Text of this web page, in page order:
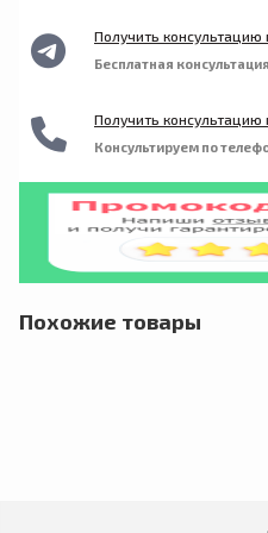
Получить консультацию
Бесплатная консультация.
Получить консультацию
Консультируем по
Похожие товары